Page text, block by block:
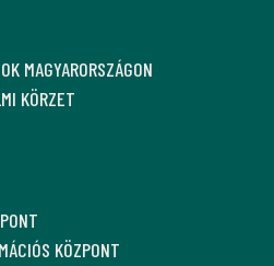
MAGYARORSZÁGON
KÖRZET
KÖZPONT